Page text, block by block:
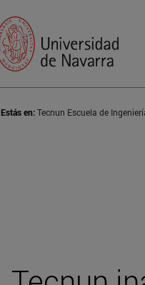
Estás en:Tecnun Escuela de